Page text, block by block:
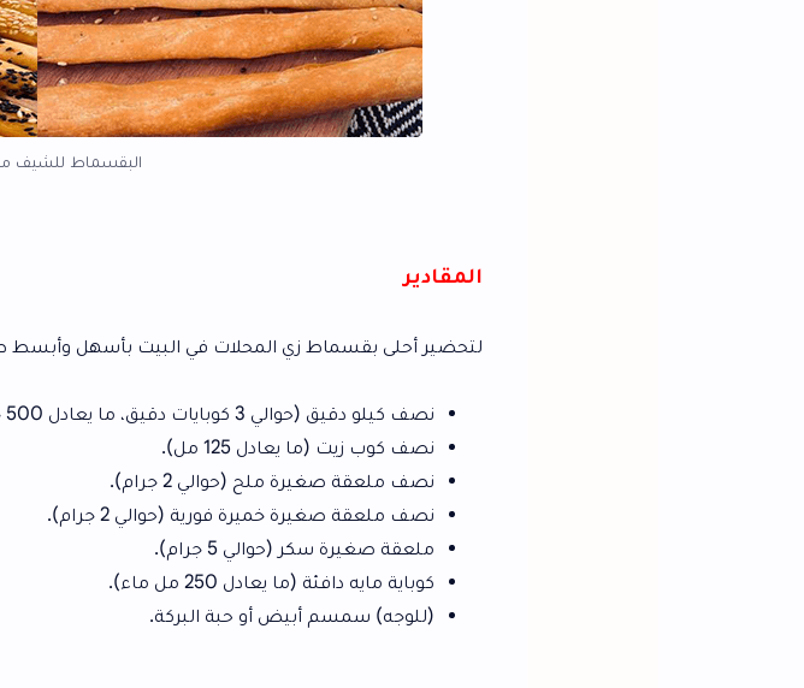
البقسماط للشيف محمد حامد
لتحضير أحلى بقسماط زي المحلات في البيت بأسهل وأبسط طريقة، هنحتاج إلى:
نصف كيلو دقيق (حوالي 3 كوبايات دقيق، ما يعادل 500 جرام).
نصف كوب زيت (ما يعادل 125 مل).
نصف ملعقة صغيرة ملح (حوالي 2 جرام).
نصف ملعقة صغيرة خميرة فورية (حوالي 2 جرام).
ملعقة صغيرة سكر (حوالي 5 جرام).
كوباية مايه دافئة (ما يعادل 250 مل ماء).
(للوجه) سمسم أبيض أو حبة البركة.